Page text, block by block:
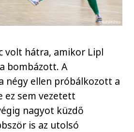
volt hátra, amikor Lipl
bombázott. A
négy ellen próbálkozott a
ez sem vezetett
nagyot küzdő
is az utolsó